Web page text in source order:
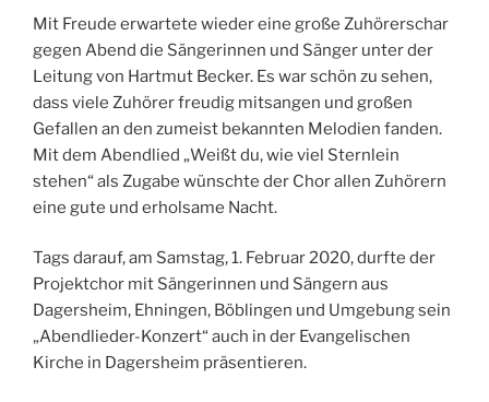
Mit Freude erwartete wieder eine große Zuhörerschar
gegen Abend die Sängerinnen und Sänger unter der
Leitung von Hartmut Becker. Es war schön zu sehen,
dass viele Zuhörer freudig mitsangen und großen
Gefallen an den zumeist bekannten Melodien fanden.
Mit dem Abendlied „Weißt du, wie viel Sternlein
stehen“ als Zugabe wünschte der Chor allen Zuhörern
eine gute und erholsame Nacht.
Tags darauf, am Samstag, 1. Februar 2020, durfte der
Projektchor mit Sängerinnen und Sängern aus
Dagersheim, Ehningen, Böblingen und Umgebung sein
„Abendlieder-Konzert“ auch in der Evangelischen
Kirche in Dagersheim präsentieren.